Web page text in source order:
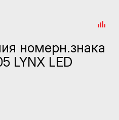
номерн.знака
LYNX LED